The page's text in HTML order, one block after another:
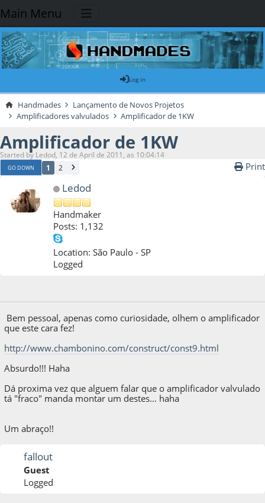
Main Menu
Log in
Handmades
Lançamento de Novos Projetos
Amplificadores valvulados
Amplificador de 1KW
Amplificador de 1KW
Started by Ledod, 12 de April de 2011, as 10:04:14
GO DOWN 1 2 Print
Ledod
Handmaker
Posts: 1,132
Location: São Paulo - SP
Logged
Bem pessoal, apenas como curiosidade, olhem o amplificador
que este cara fez!
http://www.chambonino.com/construct/const9.html
Absurdo!!! Haha
Dá proxima vez que alguem falar que o amplificador valvulado
tá "fraco" manda montar um destes... haha
Um abraço!!
fallout
Guest
Logged